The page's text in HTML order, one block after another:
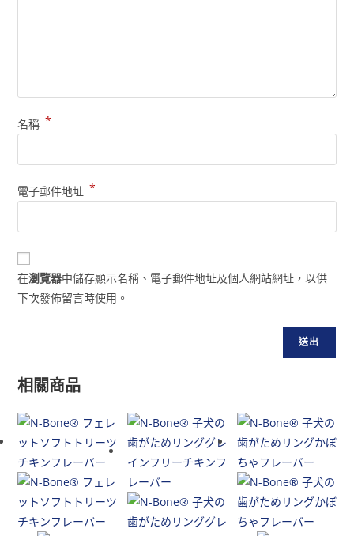
名稱 *
電子郵件地址 *
在瀏覽器中儲存顯示名稱、電子郵件地址及個人網站網址，以供
下次發佈留言時使用。
相關商品